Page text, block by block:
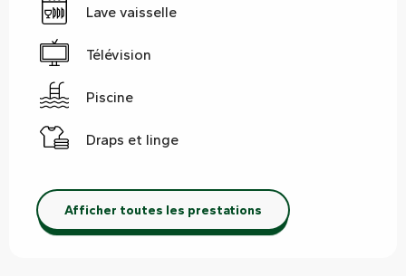
Lave vaisselle
Télévision
Piscine
Draps et linge
Afficher toutes les prestations